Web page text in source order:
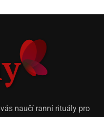
vás naučí ranní rituály pro